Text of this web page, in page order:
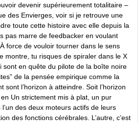
devenir supérieurement totalitaire –
des Envierges, voir si je retrouve une
toute cette histoire avec elle depuis la
pas marre de feedbacker en voulant
force de vouloir tourner dans le sens
montre, tu risques de spiraler dans le X
sont en quête du pilote de la boîte noire
de la pensée empirique comme la
sont l’horizon à atteindre. Soit l’horizon
Un strictement mis à plat, un pur
des deux moteurs actifs de leurs
des fonctions cérébrales. L’autre, c’est